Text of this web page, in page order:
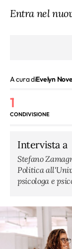
Entra nel
A cura diEvelyn
1
CONDIVISIONE
Intervista a
Stefano
Politica
psicologa e